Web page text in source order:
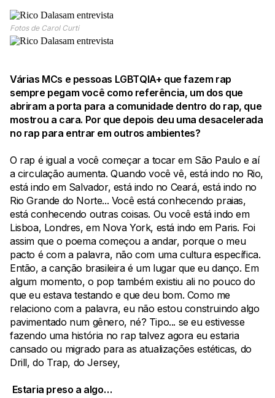
Fotos de Carol Curti
Várias MCs e pessoas LGBTQIA+ que fazem rap
sempre pegam você como referência, um dos que
abriram a porta para a comunidade dentro do rap, que
mostrou a cara. Por que depois deu uma desacelerada
no rap para entrar em outros ambientes?
O rap é igual a você começar a tocar em São Paulo e aí
a circulação aumenta. Quando você vê, está indo no Rio,
está indo em Salvador, está indo no Ceará, está indo no
Rio Grande do Norte... Você está conhecendo praias,
está conhecendo outras coisas. Ou você está indo em
Lisboa, Londres, em Nova York, está indo em Paris. Foi
assim que o poema começou a andar, porque o meu
pacto é com a palavra, não com uma cultura específica.
Então, a canção brasileira é um lugar que eu danço. Em
algum momento, o pop também existiu ali no pouco do
que eu estava testando e que deu bom. Como me
relaciono com a palavra, eu não estou construindo algo
pavimentado num gênero, né? Tipo... se eu estivesse
fazendo uma história no rap talvez agora eu estaria
cansado ou migrado para as atualizações estéticas, do
Drill, do Trap, do Jersey,
Estaria preso a algo…